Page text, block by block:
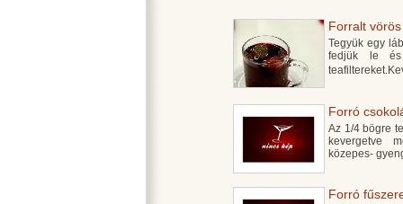
Forralt
Tegyük egy
fedjük le
Forró
Az 1/4 bögre
kevergetve
közepes-
Forró